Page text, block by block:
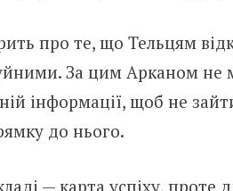
про те, що Тельцям
За цим Арканом не
інформації, щоб не
до нього.
— карта успіху,